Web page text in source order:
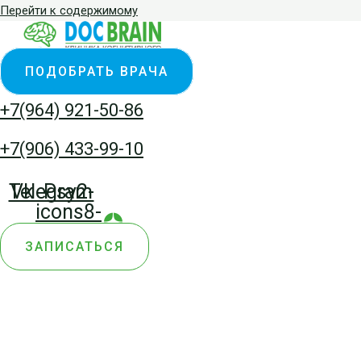
Перейти к содержимому
ПОДОБРАТЬ ВРАЧА
+7(964) 921-50-86
+7(906) 433-99-10
Vk
Telegram
Psy2-
icons8-
zen
ЗАПИСАТЬСЯ